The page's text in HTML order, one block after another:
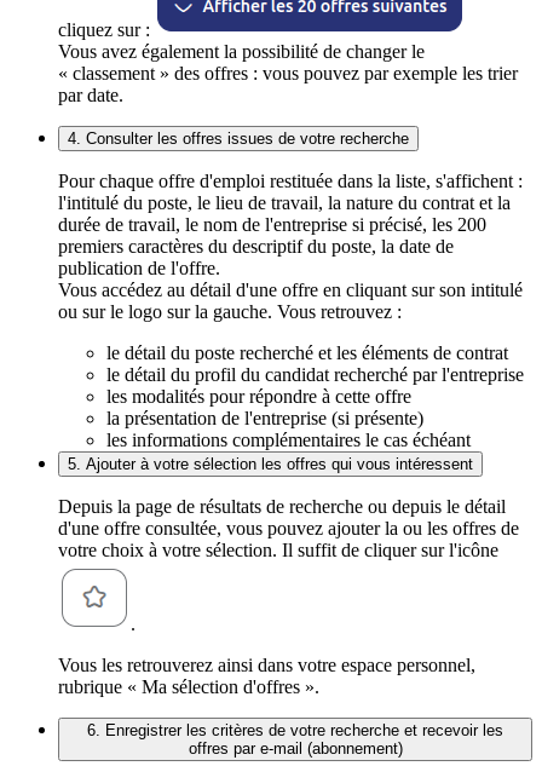
cliquez sur :
Vous avez également la possibilité de changer le
« classement » des offres : vous pouvez par exemple les trier
par date.
4. Consulter les offres issues de votre recherche
Pour chaque offre d'emploi restituée dans la liste, s'affichent :
l'intitulé du poste, le lieu de travail, la nature du contrat et la
durée de travail, le nom de l'entreprise si précisé, les 200
premiers caractères du descriptif du poste, la date de
publication de l'offre.
Vous accédez au détail d'une offre en cliquant sur son intitulé
ou sur le logo sur la gauche. Vous retrouvez :
le détail du poste recherché et les éléments de contrat
le détail du profil du candidat recherché par l'entreprise
les modalités pour répondre à cette offre
la présentation de l'entreprise (si présente)
les informations complémentaires le cas échéant
5. Ajouter à votre sélection les offres qui vous intéressent
Depuis la page de résultats de recherche ou depuis le détail
d'une offre consultée, vous pouvez ajouter la ou les offres de
votre choix à votre sélection. Il suffit de cliquer sur l'icône
.
Vous les retrouverez ainsi dans votre espace personnel,
rubrique « Ma sélection d'offres ».
6. Enregistrer les critères de votre recherche et recevoir les
offres par e-mail (abonnement)